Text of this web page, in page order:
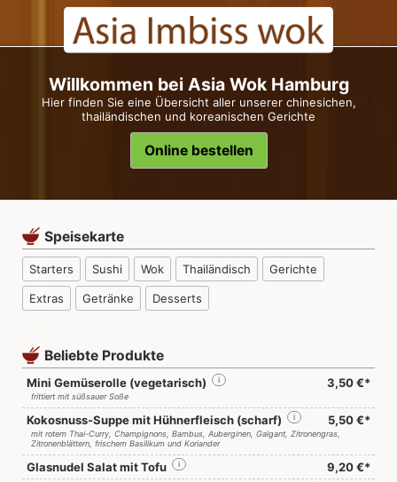
Willkommen bei Asia Wok Hamburg
Hier finden Sie eine Übersicht aller unserer chinesichen,
thailändischen und koreanischen Gerichte
Online bestellen
Speisekarte
Starters Sushi Wok Thailändisch Gerichte
Extras Getränke Desserts
Beliebte Produkte
Mini Gemüserolle (vegetarisch) i 3,50 €*
frittiert mit süßsauer Soße
Kokosnuss-Suppe mit Hühnerfleisch (scharf) i 5,50 €*
mit rotem Thai-Curry, Champignons, Bambus, Auberginen, Galgant, Zitronengras,
Zitronenblättern, frischem Basilikum und Koriander
Glasnudel Salat mit Tofu i
9,20 €*